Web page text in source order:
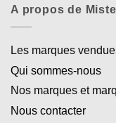
A propos de
Les marques
Qui sommes-nous
Nos marques et
Nous contacter